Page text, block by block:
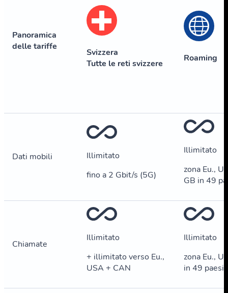
Panoramica
delle tariffe
Svizzera
Tutte le reti svizzere
Roaming
Dati mobili
Illimitato
fino a 2 Gbit/s (5G)
Illimitato
zona Eu.,
GB in 49
Chiamate
Illimitato
+ illimitato verso Eu.,
USA + CAN
Illimitato
zona Eu.,
in 49 paesi